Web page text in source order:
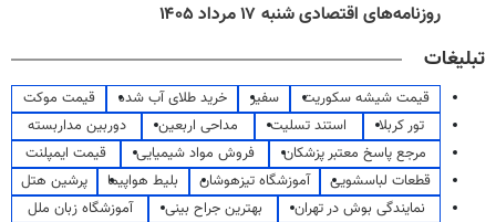
روزنامه‌های اقتصادی شنبه ۱۷ مرداد ۱۴۰۵
تبلیغات
قیمت شیشه سکوریت سفیر خرید طلای آب شده
قیمت موکت
تور کربلا
استند تسلیت مداحی اربعین
دوربین مداربسته
مرجع پاسخ معتبر پزشکان
فروش مواد شیمیایی
قیمت ایمپلنت
قطعات لباسشویی
آموزشگاه تیزهوشان بلیط هواپیما
پرشین هتل
نمایندگی بوش در تهران
بهترین جراح بینی
آموزشگاه زبان ملل